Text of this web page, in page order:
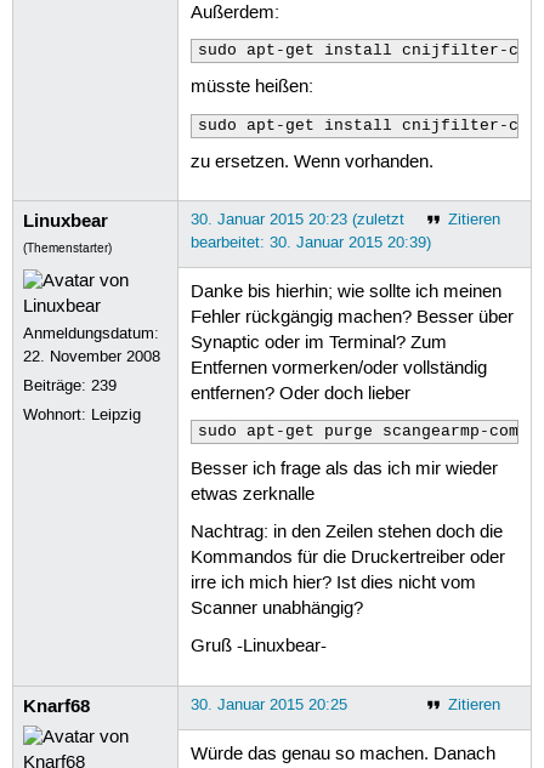
Außerdem:
sudo apt-get install cnijfilter-
müsste heißen:
sudo apt-get install cnijfilter-
zu ersetzen. Wenn vorhanden.
Linuxbear
(Themenstarter)
Anmeldungsdatum:
22. November 2008
Beiträge:239
Wohnort: Leipzig
Zitieren
30. Januar 2015 20:23 (zuletzt
bearbeitet: 30. Januar 2015 20:39)
Danke bis hierhin; wie sollte ich meinen
Fehler rückgängig machen? Besser über
Synaptic oder im Terminal? Zum
Entfernen vormerken/oder vollständig
entfernen? Oder doch lieber
sudo apt-get purge scangearmp-
Besser ich frage als das ich mir wieder
etwas zerknalle
Nachtrag: in den Zeilen stehen doch die
Kommandos für die Druckertreiber oder
irre ich mich hier? Ist dies nicht vom
Scanner unabhängig?
Gruß -Linuxbear-
Knarf68 Zitieren
30. Januar 2015 20:25
Würde das genau so machen. Danach